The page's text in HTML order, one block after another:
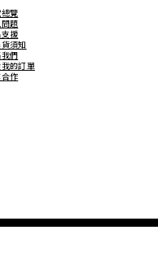
覽
問題
支援
須知
們
的訂單
作